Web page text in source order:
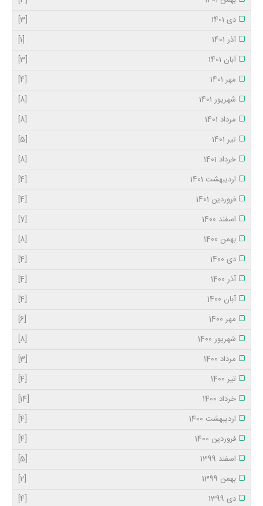
دی 1401
[3]
آذر 1401
[1]
آبان 1401
[3]
مهر 1401
[4]
شهریور 1401
[8]
مرداد 1401
[8]
تیر 1401
[5]
خرداد 1401
[8]
اردیبهشت 1401
[4]
فروردین 1401
[4]
اسفند 1400
[7]
بهمن 1400
[8]
دی 1400
[4]
آذر 1400
[4]
آبان 1400
[4]
مهر 1400
[6]
شهریور 1400
[8]
مرداد 1400
[3]
تیر 1400
[4]
خرداد 1400
[14]
اردیبهشت 1400
[4]
فروردین 1400
[4]
اسفند 1399
[5]
بهمن 1399
[2]
دی 1399
[4]